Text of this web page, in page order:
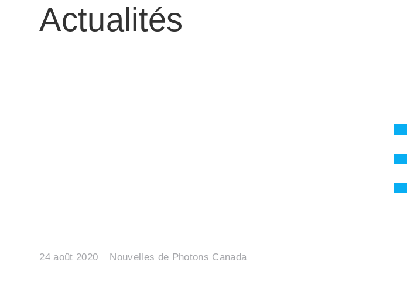
Actualités
24 août 2020 Nouvelles de Photons Canada